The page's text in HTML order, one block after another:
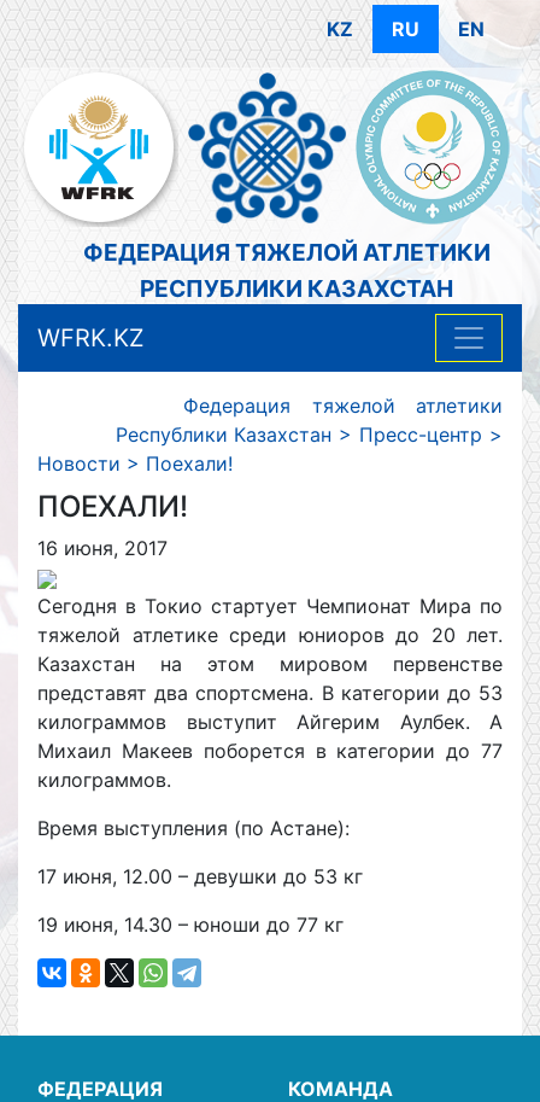
KZ RU EN
ФЕДЕРАЦИЯ ТЯЖЕЛОЙ АТЛЕТИКИ
РЕСПУБЛИКИ КАЗАХСТАН
WFRK.KZ
Федерация тяжелой атлетики
Республики Казахстан > Пресс-центр >
Новости > Поехали!
ПОЕХАЛИ!
16 июня, 2017
Сегодня в Токио стартует Чемпионат Мира по
тяжелой атлетике среди юниоров до 20 лет.
Казахстан на этом мировом первенстве
представят два спортсмена. В категории до 53
килограммов выступит Айгерим Аулбек. А
Михаил Макеев поборется в категории до 77
килограммов.
Время выступления (по Астане):
17 июня, 12.00 – девушки до 53 кг
19 июня, 14.30 – юноши до 77 кг
ФЕДЕРАЦИЯ
КОМАНДА